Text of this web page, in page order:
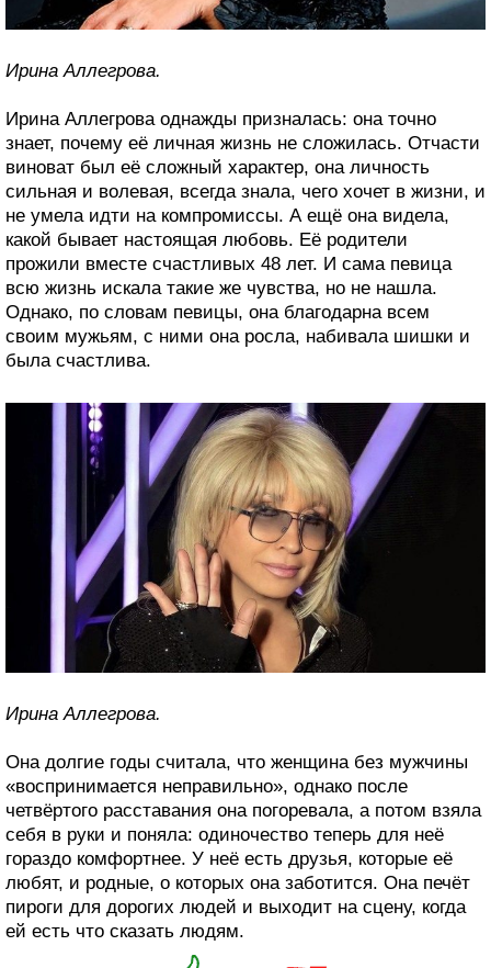
Ирина Аллегрова.
Ирина Аллегрова однажды призналась: она точно
знает, почему её личная жизнь не сложилась. Отчасти
виноват был её сложный характер, она личность
сильная и волевая, всегда знала, чего хочет в жизни, и
не умела идти на компромиссы. А ещё она видела,
какой бывает настоящая любовь. Её родители
прожили вместе счастливых 48 лет. И сама певица
всю жизнь искала такие же чувства, но не нашла.
Однако, по словам певицы, она благодарна всем
своим мужьям, с ними она росла, набивала шишки и
была счастлива.
Ирина Аллегрова.
Она долгие годы считала, что женщина без мужчины
«воспринимается неправильно», однако после
четвёртого расставания она погоревала, а потом взяла
себя в руки и поняла: одиночество теперь для неё
гораздо комфортнее. У неё есть друзья, которые её
любят, и родные, о которых она заботится. Она печёт
пироги для дорогих людей и выходит на сцену, когда
ей есть что сказать людям.